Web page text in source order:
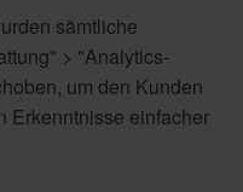
sämtliche
> "Analytics-
um den Kunden
Erkenntnisse einfacher